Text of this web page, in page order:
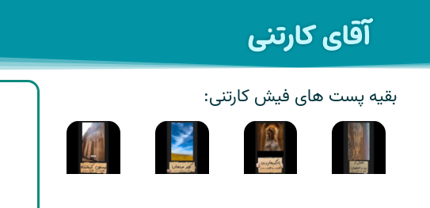
آقای کارتنی
بقیه پست های فیش کارتنی: